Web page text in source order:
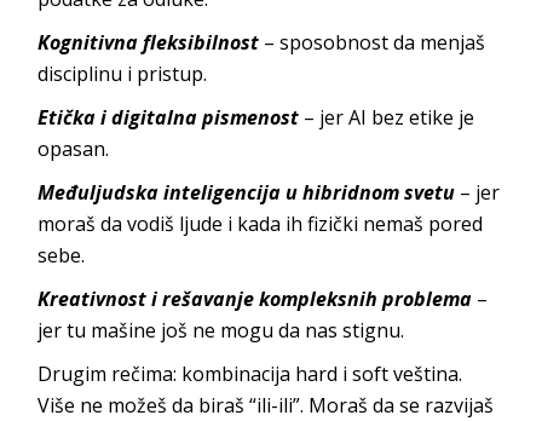
Kognitivna fleksibilnost – sposobnost da menjaš
disciplinu i pristup.
Etička i digitalna pismenost – jer AI bez etike je
opasan.
Međuljudska inteligencija u hibridnom svetu – jer
moraš da vodiš ljude i kada ih fizički nemaš pored
sebe.
Kreativnost i rešavanje kompleksnih problema –
jer tu mašine još ne mogu da nas stignu.
Drugim rečima: kombinacija hard i soft veština.
Više ne možeš da biraš “ili-ili”. Moraš da se razvijaš